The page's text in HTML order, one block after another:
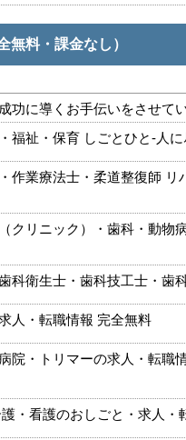
無料・課金なし）
功に導くお手伝いをさせて
福祉・保育 しごとひと-人
作業療法士・柔道整復師 リ
クリニック）・歯科・動物
科衛生士・歯科技工士・歯
人・転職情報 完全無料
院・トリマーの求人・転職
・看護のおしごと・求人・